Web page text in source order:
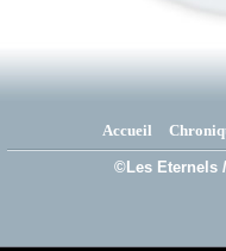
Accueil
©Les Eternels